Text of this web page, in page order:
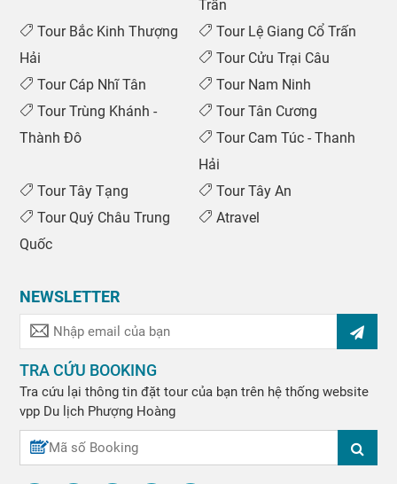
Trấn
Tour Bắc Kinh Thượng
Hải
Tour Lệ Giang Cổ Trấn
Tour Cửu Trại Câu
Tour Cáp Nhĩ Tân
Tour Nam Ninh
Tour Trùng Khánh -
Thành Đô
Tour Tân Cương
Tour Cam Túc - Thanh
Hải
Tour Tây Tạng
Tour Tây An
Tour Quý Châu Trung
Quốc
Atravel
NEWSLETTER
TRA CỨU BOOKING
Tra cứu lại thông tin đặt tour của bạn trên hệ thống website
vpp Du lịch Phượng Hoàng